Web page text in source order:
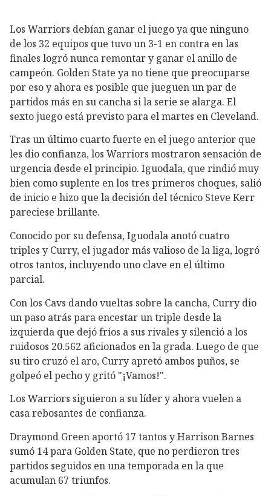
Los Warriors debían ganar el juego ya que ninguno
de los 32 equipos que tuvo un 3-1 en contra en las
finales logró nunca remontar y ganar el anillo de
campeón. Golden State ya no tiene que preocuparse
por eso y ahora es posible que jueguen un par de
partidos más en su cancha si la serie se alarga. El
sexto juego está previsto para el martes en Cleveland.
Tras un último cuarto fuerte en el juego anterior que
les dio confianza, los Warriors mostraron sensación de
urgencia desde el principio. Iguodala, que rindió muy
bien como suplente en los tres primeros choques, salió
de inicio e hizo que la decisión del técnico Steve Kerr
pareciese brillante.
Conocido por su defensa, Iguodala anotó cuatro
triples y Curry, el jugador más valioso de la liga, logró
otros tantos, incluyendo uno clave en el último
parcial.
Con los Cavs dando vueltas sobre la cancha, Curry dio
un paso atrás para encestar un triple desde la
izquierda que dejó fríos a sus rivales y silenció a los
ruidosos 20.562 aficionados en la grada. Luego de que
su tiro cruzó el aro, Curry apretó ambos puños, se
golpeó el pecho y gritó "¡Vamos!".
Los Warriors siguieron a su líder y ahora vuelen a
casa rebosantes de confianza.
Draymond Green aportó 17 tantos y Harrison Barnes
sumó 14 para Golden State, que no perdieron tres
partidos seguidos en una temporada en la que
acumulan 67 triunfos.